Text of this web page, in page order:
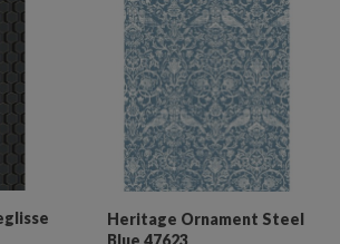
Heritage Ornament Steel